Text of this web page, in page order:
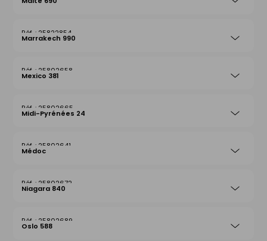
25822854
Marrakech 990
25802658
Mexico 381
25802665
Midi-Pyrénées 24
25802641
Médoc
25802672
Niagara 840
25802689
Oslo 588